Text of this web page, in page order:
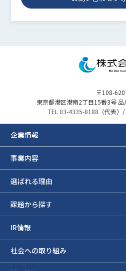
〒108-
東京都港区港南2丁目15番3号 品
TEL 03-4335-8188 （代表
企業情報
事業内容
選ばれる理由
課題から探す
IR情報
社会への取り組み